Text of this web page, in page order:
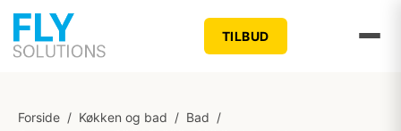
TILBUD
Forside / Køkken og bad / Bad /